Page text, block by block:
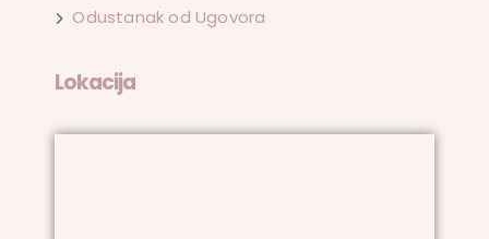
Odustanak od Ugovora
Lokacija